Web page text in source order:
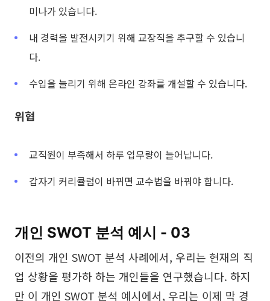
미나가 있습니다.
내 경력을 발전시키기 위해 교장직을 추구할 수 있습니
다.
수입을 늘리기 위해 온라인 강좌를 개설할 수 있습니다.
위협
교직원이 부족해서 하루 업무량이 늘어납니다.
갑자기 커리큘럼이 바뀌면 교수법을 바꿔야 합니다.
개인 SWOT 분석 예시 - 03
이전의 개인 SWOT 분석 사례에서, 우리는 현재의 직
업 상황을 평가하 하는 개인들을 연구했습니다. 하지
만 이 개인 SWOT 분석 예시에서, 우리는 이제 막 경